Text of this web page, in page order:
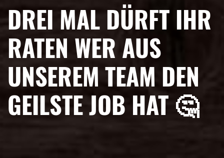
DREI MAL DÜRFT IHR
RATEN WER AUS
UNSEREM TEAM DEN
GEILSTE JOB HAT 🤔